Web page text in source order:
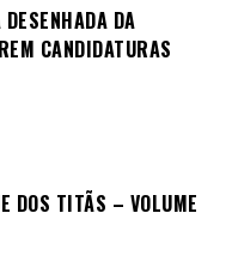
DA
CANDIDATURAS
DOS TITÃS – VOLUME